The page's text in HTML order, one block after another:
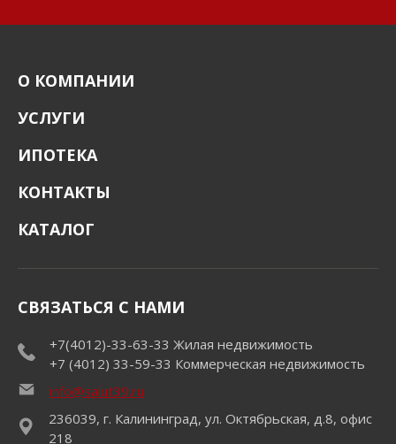
О КОМПАНИИ
УСЛУГИ
ИПОТЕКА
КОНТАКТЫ
КАТАЛОГ
СВЯЗАТЬСЯ С НАМИ
+7(4012)-33-63-33 Жилая недвижимость
+7 (4012) 33-59-33 Коммерческая недвижимость
info@salut39.ru
236039, г. Калининград, ул. Октябрьская, д.8, офис
218